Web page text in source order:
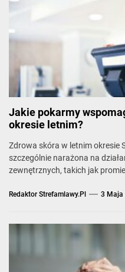
Jakie pokarmy
okresie letnim?
Zdrowa skóra w letnim okresie
szczególnie narażona na
zewnętrznych, takich jak
Redaktor Strefamlawy.pl 3 Maja